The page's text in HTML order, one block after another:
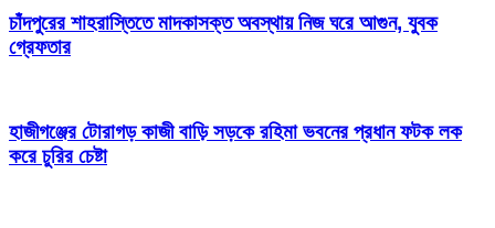
চাঁদপুরের শাহরাস্তিতে মাদকাসক্ত অবস্থায় নিজ ঘরে আগুন, যুবক
গ্রেফতার
হাজীগঞ্জের টোরাগড় কাজী বাড়ি সড়কে রহিমা ভবনের প্রধান ফটক লক
করে চুরির চেষ্টা